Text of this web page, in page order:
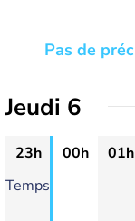
Pas de
Jeudi 6
23h 00h 01h
Temps